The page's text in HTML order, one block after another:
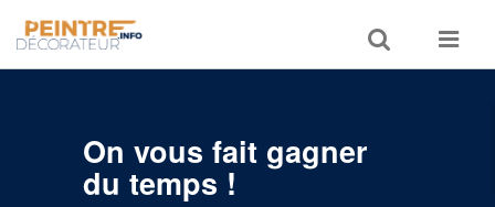
Toggle
search
Toggle
On vous fait gagner
du temps !